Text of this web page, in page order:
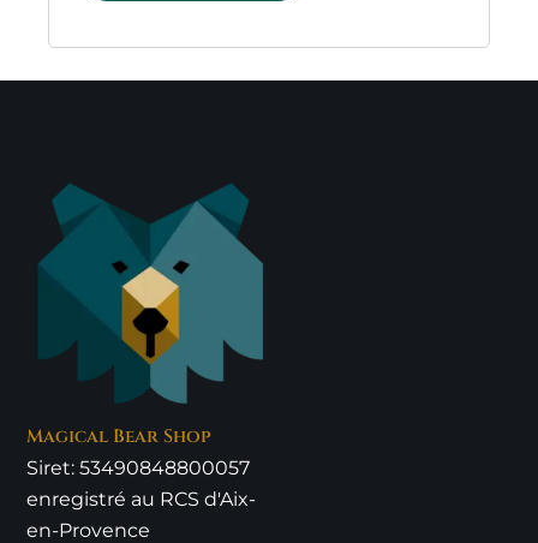
Magical Bear Shop
Siret: 53490848800057
enregistré au RCS d'Aix-
en-Provence